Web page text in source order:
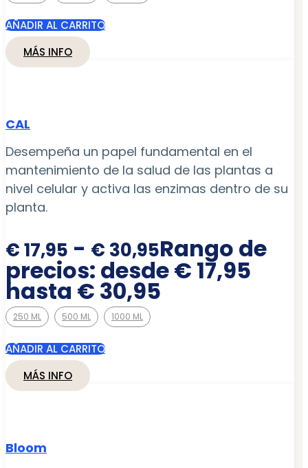
AÑADIR AL CARRITO
MÁS INFO
CAL
Desempeña un papel fundamental en el
mantenimiento de la salud de las plantas a
nivel celular y activa las enzimas dentro de su
planta.
€17,95 - € 30,95Rango de
precios: desde € 17,95
hasta € 30,95
250 ML 500 ML 1000 ML
AÑADIR AL CARRITO
MÁS INFO
Bloom